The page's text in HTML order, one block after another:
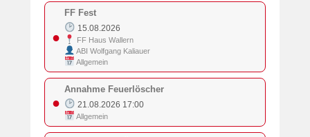
●
FF Fest
15.08.2026
FF Haus Wallern
ABI Wolfgang Kaliauer
Allgemein
●
Annahme Feuerlöscher
21.08.2026 17:00
Allgemein